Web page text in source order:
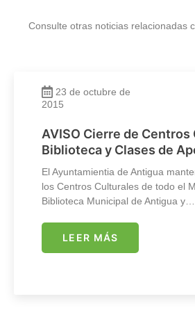
Consulte otras noticias relacionadas
23 de octubre de
2015
AVISO Cierre de
Biblioteca y Clases de
El Ayuntamientia de Antigua
los Centros Culturales de todo el
Biblioteca Municipal de Antigua y…
LEER MÁS